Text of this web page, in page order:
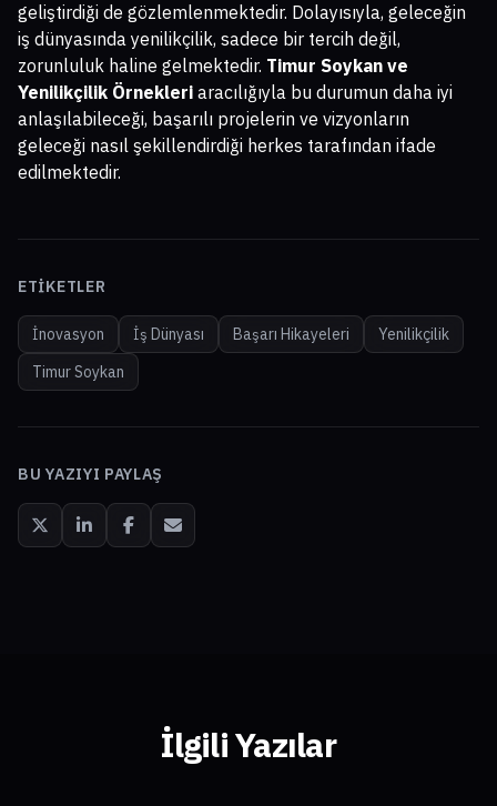
geliştirdiği de gözlemlenmektedir. Dolayısıyla, geleceğin
iş dünyasında yenilikçilik, sadece bir tercih değil,
zorunluluk haline gelmektedir. Timur Soykan ve
Yenilikçilik Örnekleri aracılığıyla bu durumun daha iyi
anlaşılabileceği, başarılı projelerin ve vizyonların
geleceği nasıl şekillendirdiği herkes tarafından ifade
edilmektedir.
ETIKETLER
İnovasyon İş Dünyası Başarı Hikayeleri
Yenilikçilik
Timur Soykan
BU YAZIYI PAYLAŞ
İlgili Yazılar